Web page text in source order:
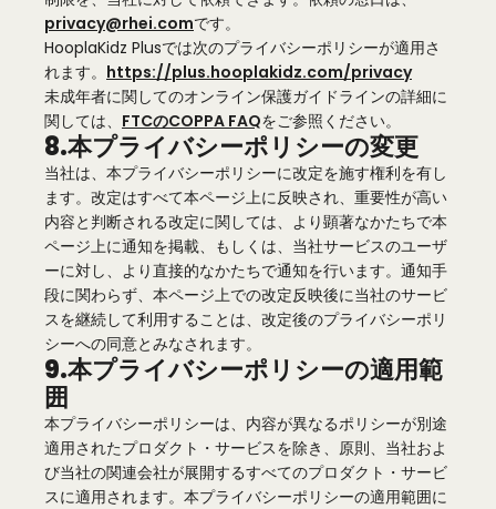
privacy@rhei.comです。
HooplaKidz Plusでは次のプライバシーポリシーが適用さ
れます。 https://plus.hooplakidz.com/privacy
未成年者に関してのオンライン保護ガイドラインの詳細に
関しては、 FTCのCOPPA FAQをご参照ください。
8.本プライバシーポリシーの変更
当社は、本プライバシーポリシーに改定を施す権利を有し
ます。改定はすべて本ページ上に反映され、重要性が高い
内容と判断される改定に関しては、より顕著なかたちで本
ページ上に通知を掲載、もしくは、当社サービスのユーザ
ーに対し、より直接的なかたちで通知を行います。通知手
段に関わらず、本ページ上での改定反映後に当社のサービ
スを継続して利用することは、改定後のプライバシーポリ
シーへの同意とみなされます。
9.本プライバシーポリシーの適用範
囲
本プライバシーポリシーは、内容が異なるポリシーが別途
適用されたプロダクト・サービスを除き、原則、当社およ
び当社の関連会社が展開するすべてのプロダクト・サービ
スに適用されます。本プライバシーポリシーの適用範囲に